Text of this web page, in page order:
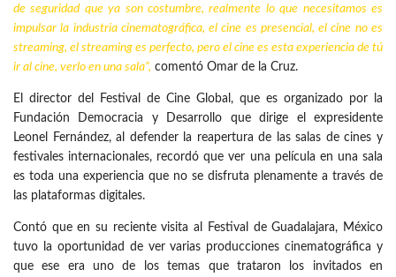
de seguridad que ya son costumbre, realmente lo que necesitamos es
impulsar la industriacinematográfica, el cine es presencial, el cine no es
streaming, el streaming es perfecto, pero el cine es esta experiencia de tú
ir al cine, verlo en una sala”, comentó Omar de la Cruz.
El director del Festival de Cine Global, que es organizado por la
Fundación Democracia y Desarrollo que dirige el expresidente
Leonel Fernández, al defender la reapertura de las salas de cines y
festivales internacionales, recordó que ver una película en una sala
es toda una experiencia que no se disfruta plenamente a través de
las plataformas digitales.
Contó que en su reciente visita al Festival de Guadalajara, México
tuvo la oportunidad de ver varias producciones cinematográfica y
que ese era uno de los temas que trataron los invitados en